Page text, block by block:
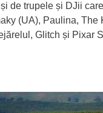
de trupele și DJii
(UA), Paulina, The
Glitch și Pixar